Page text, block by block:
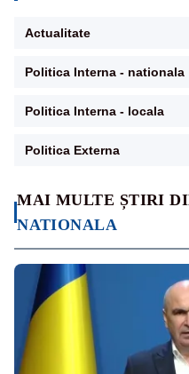
MAI MULTE ȘTIRI
NATIONALA
Actualitate
Politica Interna - nationala
Politica Interna - locala
Politica Externa